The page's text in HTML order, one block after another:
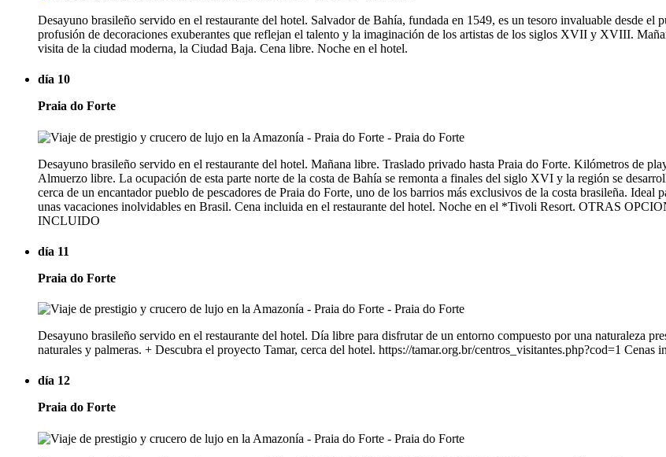
Desayuno brasileño servido en el restaurante del hotel. Salvador de Bahía, fundada en 1549, es un tesoro invaluable desde
profusión de decoraciones exuberantes que reflejan el talento y la imaginación de los artistas de los siglos XVII y XVIII.
visita de la ciudad moderna, la Ciudad Baja. Cena libre. Noche en el hotel.
día 10
Praia do Forte
Desayuno brasileño servido en el restaurante del hotel. Mañana libre. Traslado privado hasta Praia do Forte. Kilómetros de
Almuerzo libre. La ocupación de esta parte norte de la costa de Bahía se remonta a finales del siglo XVI y la región se
cerca de un encantador pueblo de pescadores de Praia do Forte, uno de los barrios más exclusivos de la costa brasileña.
unas vacaciones inolvidables en Brasil. Cena incluida en el restaurante del hotel. Noche en el *Tivoli Resort. OTRAS
INCLUIDO
día 11
Praia do Forte
Desayuno brasileño servido en el restaurante del hotel. Día libre para disfrutar de un entorno compuesto por una naturaleza
naturales y palmeras. + Descubra el proyecto Tamar, cerca del hotel. https://tamar.org.br/centros_visitantes.php?cod=1
día 12
Praia do Forte